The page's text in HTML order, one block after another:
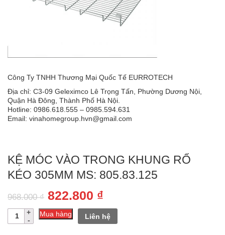
Công Ty TNHH Thương Mại Quốc Tế EURROTECH
Địa chỉ: C3-09 Geleximco Lê Trọng Tấn, Phường Dương Nội,
Quận Hà Đông, Thành Phố Hà Nội.
Hotline: 0986.618.555 – 0985.594.631
Email: vinahomegroup.hvn@gmail.com
KỆ MÓC VÀO TRONG KHUNG RỔ
KÉO 305MM MS: 805.83.125
968.000₫ Giá
gốc
822.800 ₫
hiện
tại
Số
lượng
Mua hàng Liên hệ